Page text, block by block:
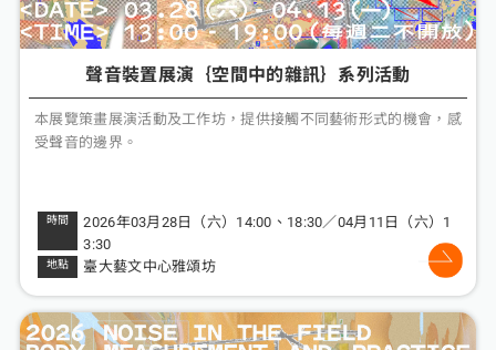
聲音裝置展演｛空間中的雜訊｝系列活動
本展覽策畫展演活動及工作坊，提供接觸不同藝術形式的機會，感
受聲音的邊界。
2026年03月28日（六）14:00、18:30／04月11日（六）1
3:30
臺大藝文中心雅頌坊